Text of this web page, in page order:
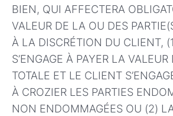
BIEN, QUI AFFECTERA
VALEUR DE LA OU DES
À LA DISCRÉTION DU CLIENT,
S’ENGAGE À PAYER LA
TOTALE ET LE CLIENT
À CROZIER LES PARTIES
NON ENDOMMAGÉES OU (2)